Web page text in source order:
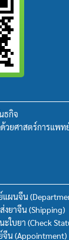
ธกิจ
ด้วยศาสตร์การแพ
แผนจีน
งยาจีน (Shipping)
ใบยา (Check
น (Appointment)